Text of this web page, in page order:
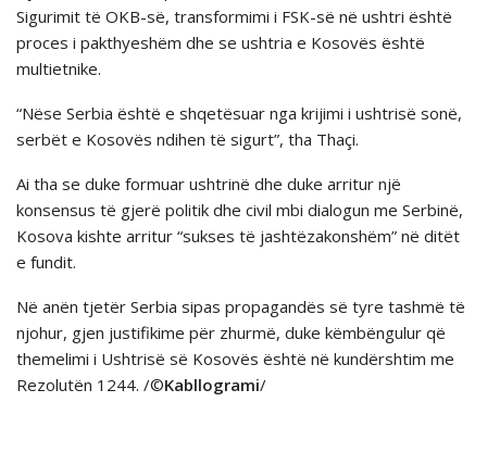
Sigurimit të OKB-së, transformimi i FSK-së në ushtri është
proces i pakthyeshëm dhe se ushtria e Kosovёs ёshtё
multietnike.
“Nëse Serbia është e shqetësuar nga krijimi i ushtrisë sonë,
serbët e Kosovës ndihen të sigurt”, tha Thaçi.
Ai tha se duke formuar ushtrinë dhe duke arritur një
konsensus të gjerë politik dhe civil mbi dialogun me Serbinë,
Kosova kishte arritur “sukses të jashtëzakonshëm” në ditët
e fundit.
Në anën tjetër Serbia sipas propagandёs sё tyre tashmё tё
njohur, gjen justifikime pёr zhurmё, duke këmbëngulur që
themelimi i Ushtrisë së Kosovës është në kundërshtim me
Rezolutën 1244. /©Kabllogrami/